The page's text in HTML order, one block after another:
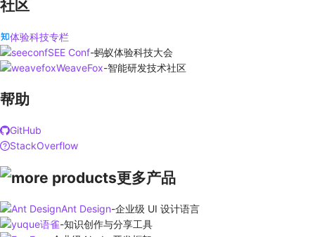
社区
体验科技专栏
SEE Conf-蚂蚁体验科技大会
WeaveFox-智能研发技术社区
帮助
GitHub
StackOverflow
更多产品
Ant Design-企业级 UI 设计语言
语雀-知识创作与分享工具